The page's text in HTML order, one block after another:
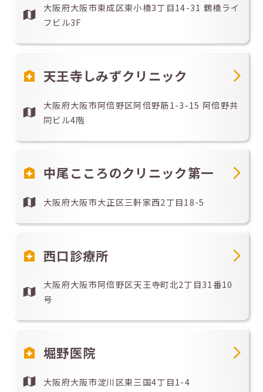
大阪府大阪市東成区東小橋3丁目14-31 鶴橋ライ
フビル3F
天王寺しみずクリニック
大阪府大阪市阿倍野区阿倍野筋1-3-15 阿倍野共
同ビル4階
中尾こころのクリニック第一
大阪府大阪市大正区三軒家西2丁目18-5
西口診療所
大阪府大阪市阿倍野区天王寺町北2丁目31番10
号
堀野医院
大阪府大阪市淀川区東三国4丁目1-4